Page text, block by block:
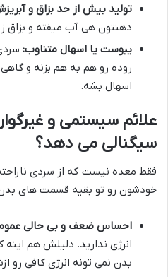
تولید بیش از حد بزاق و
دهنتون هی آب میفته و بزاق
یبوست یا اسهال متناوب:
روده رو هم به هم بزنه و
اسهال بشه.
علائم سیستمی و
سیگنالی می دهد؟
فقط معده نیست که از سردی
خودشون رو تو بقیه قسمت های
احساس ضعف و بی حالی
انرژی ندارید. دلیلش هم
بدن نمی تونه انرژی کافی رو